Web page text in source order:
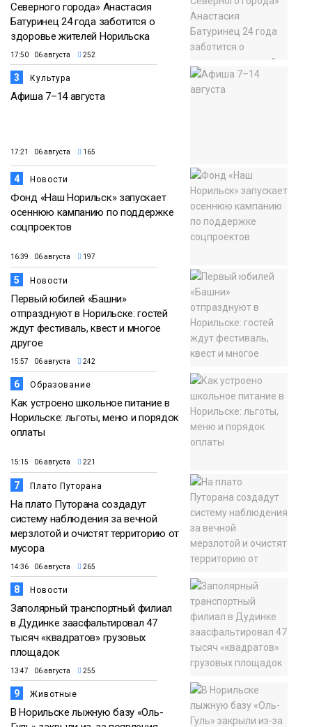
Северного города» Анастасия
Батуринец 24 года заботится о
здоровье жителей Норильска
17:50 06 августа 252
3 Культура
Афиша 7–14 августа
17:21 06 августа 165
4 Новости
Фонд «Наш Норильск» запускает
осеннюю кампанию по поддержке
соцпроектов
16:39 06 августа 197
5 Новости
Первый юбилей «Башни»
отпразднуют в Норильске: гостей
ждут фестиваль, квест и многое
другое
15:57 06 августа 242
6 Образование
Как устроено школьное питание в
Норильске: льготы, меню и порядок
оплаты
15:15 06 августа 221
7 Плато Путорана
На плато Путорана создадут
систему наблюдения за вечной
мерзлотой и очистят территорию от
мусора
14:36 06 августа 265
8 Новости
Заполярный транспортный филиал
в Дудинке заасфальтировал 47
тысяч «квадратов» грузовых
площадок
13:47 06 августа 255
9 Животные
В Норильске лыжную базу «Оль-